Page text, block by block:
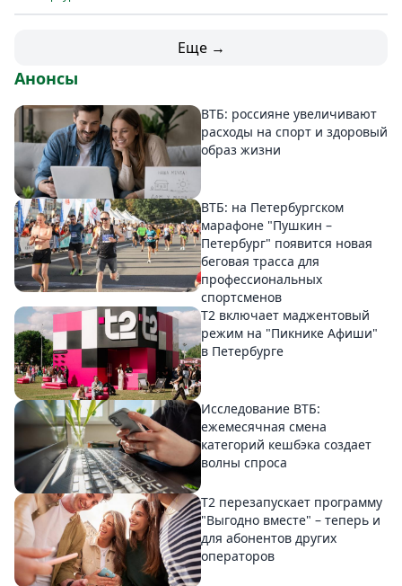
Еще →
Анонсы
ВТБ: россияне увеличивают
расходы на спорт и здоровый
образ жизни
ВТБ: на Петербургском
марафоне "Пушкин –
Петербург" появится новая
беговая трасса для
профессиональных
спортсменов
Т2 включает маджентовый
режим на "Пикнике Афиши"
в Петербурге
Исследование ВТБ:
ежемесячная смена
категорий кешбэка создает
волны спроса
Т2 перезапускает программу
"Выгодно вместе" – теперь и
для абонентов других
операторов